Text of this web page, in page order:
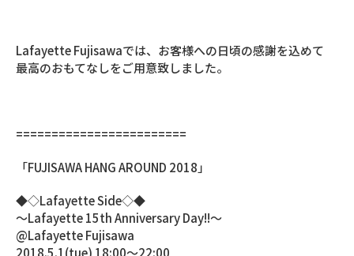
Lafayette Fujisawaでは、お客様への日頃の感謝を込めて
最高のおもてなしをご用意致しました。
========================
「FUJISAWA HANG AROUND 2018」
◆◇Lafayette Side◇◆
〜Lafayette 15th Anniversary Day!!〜
@Lafayette Fujisawa
2018.5.1(tue) 18:00～22:00